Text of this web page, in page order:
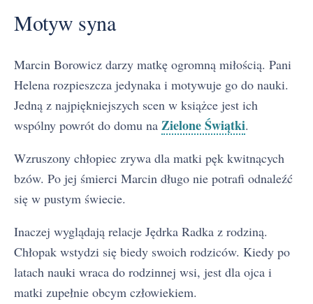
Motyw syna
Marcin Borowicz darzy matkę ogromną miłością. Pani
Helena rozpieszcza jedynaka i motywuje go do nauki.
Jedną z najpiękniejszych scen w książce jest ich
wspólny powrót do domu na Zielone Świątki.
Wzruszony chłopiec zrywa dla matki pęk kwitnących
bzów. Po jej śmierci Marcin długo nie potrafi odnaleźć
się w pustym świecie.
Inaczej wyglądają relacje Jędrka Radka z rodziną.
Chłopak wstydzi się biedy swoich rodziców. Kiedy po
latach nauki wraca do rodzinnej wsi, jest dla ojca i
matki zupełnie obcym człowiekiem.